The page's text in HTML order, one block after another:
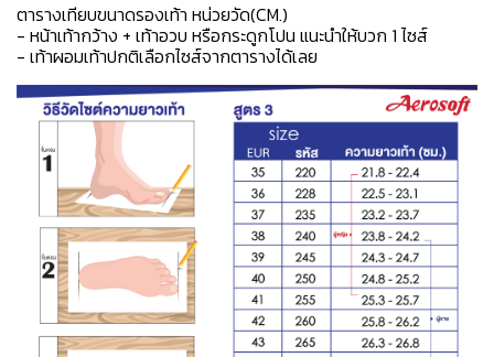
ตารางเทียบขนาดรองเท้า หน่วยวัด(CM.)
- หน้าเท้ากว้าง + เท้าอวบ หรือกระดูกโปน แนะนำให้บวก 1 ไซส์
- เท้าผอมเท้าปกติเลือกไซส์จากตารางได้เลย